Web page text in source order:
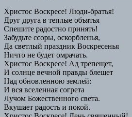
Христос Воскресе! Люди-братья!
Друг друга в теплые объятья
Спешите радостно принять!
Забудьте ссоры, оскорбленья,
Да светлый праздник Воскресенья
Ничто не будет омрачать.
Христос Воскресе! Ад трепещет,
И солнце вечной правды блещет
Над обновленною землей:
И вся вселенная согрета
Лучом Божественного света.
Вкушает радость и покой.